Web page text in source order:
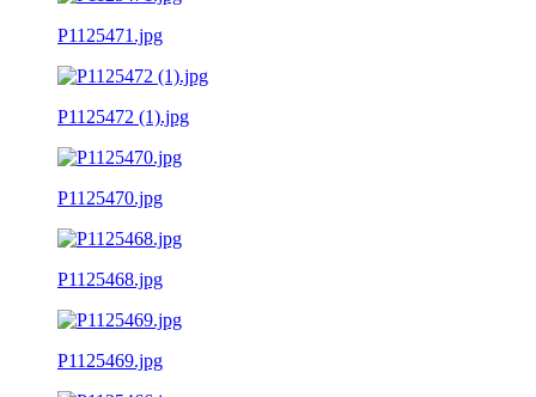
P1125471.jpg
P1125472 (1).jpg
P1125470.jpg
P1125468.jpg
P1125469.jpg